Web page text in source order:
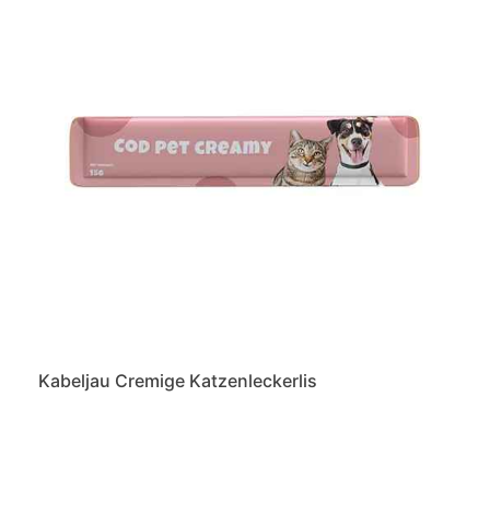
Kabeljau Cremige Katzenleckerlis